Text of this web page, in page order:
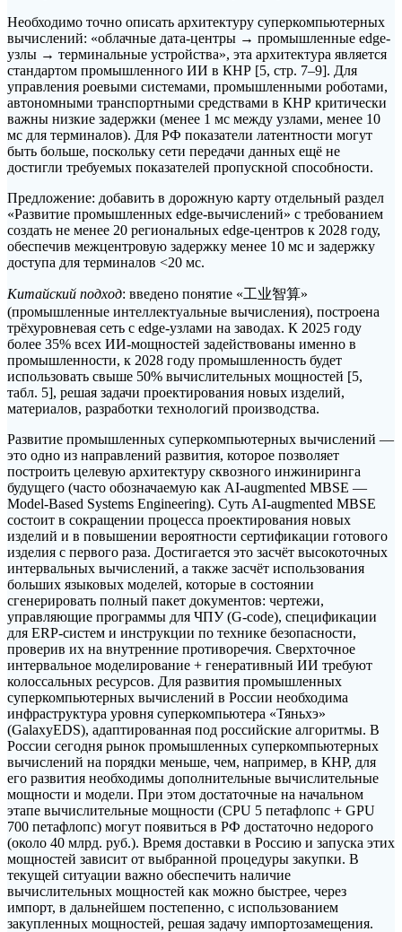
Необходимо точно описать архитектуру суперкомпьютерных
вычислений: «облачные дата-центры → промышленные edge-
узлы → терминальные устройства», эта архитектура является
стандартом промышленного ИИ в КНР [5, стр. 7–9]. Для
управления роевыми системами, промышленными роботами,
автономными транспортными средствами в КНР критически
важны низкие задержки (менее 1 мс между узлами, менее 10
мс для терминалов). Для РФ показатели латентности могут
быть больше, поскольку сети передачи данных ещё не
достигли требуемых показателей пропускной способности.
Предложение: добавить в дорожную карту отдельный раздел
«Развитие промышленных edge-вычислений» с требованием
создать не менее 20 региональных edge-центров к 2028 году,
обеспечив межцентровую задержку менее 10 мс и задержку
доступа для терминалов <20 мс.
Китайский подход: введено понятие «工业智算»
(промышленные интеллектуальные вычисления), построена
трёхуровневая сеть с edge-узлами на заводах. К 2025 году
более 35% всех ИИ-мощностей задействованы именно в
промышленности, к 2028 году промышленность будет
использовать свыше 50% вычислительных мощностей [5,
табл. 5], решая задачи проектирования новых изделий,
материалов, разработки технологий производства.
Развитие промышленных суперкомпьютерных вычислений —
это одно из направлений развития, которое позволяет
построить целевую архитектуру сквозного инжиниринга
будущего (часто обозначаемую как AI-augmented MBSE —
Model-Based Systems Engineering). Суть AI-augmented MBSE
состоит в сокращении процесса проектирования новых
изделий и в повышении вероятности сертификации готового
изделия с первого раза. Достигается это засчёт высокоточных
интервальных вычислений, а также засчёт использования
больших языковых моделей, которые в состоянии
сгенерировать полный пакет документов: чертежи,
управляющие программы для ЧПУ (G-code), спецификации
для ERP-систем и инструкции по технике безопасности,
проверив их на внутренние противоречия. Сверхточное
интервальное моделирование + генеративный ИИ требуют
колоссальных ресурсов. Для развития промышленных
суперкомпьютерных вычислений в России необходима
инфраструктура уровня суперкомпьютера «Тяньхэ»
(GalaxyEDS), адаптированная под российские алгоритмы. В
России сегодня рынок промышленных суперкомпьютерных
вычислений на порядки меньше, чем, например, в КНР, для
его развития необходимы дополнительные вычислительные
мощности и модели. При этом достаточные на начальном
этапе вычислительные мощности (CPU 5 петафлопс + GPU
700 петафлопс) могут появиться в РФ достаточно недорого
(около 40 млрд. руб.). Время доставки в Россию и запуска этих
мощностей зависит от выбранной процедуры закупки. В
текущей ситуации важно обеспечить наличие
вычислительных мощностей как можно быстрее, через
импорт, в дальнейшем постепенно, с использованием
закупленных мощностей, решая задачу импортозамещения.